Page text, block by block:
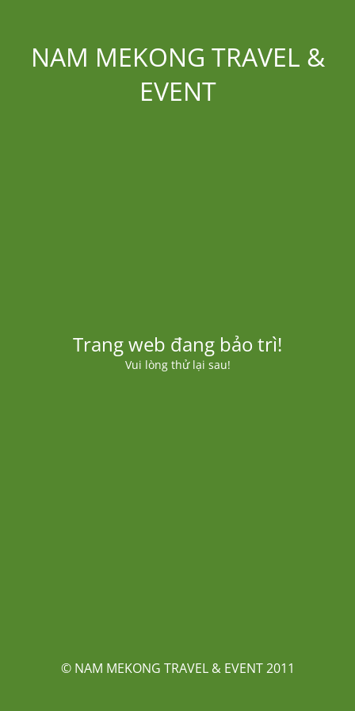
NAM MEKONG TRAVEL &
EVENT
Trang web đang bảo trì!
Vui lòng thử lại sau!
© NAM MEKONG TRAVEL & EVENT 2011